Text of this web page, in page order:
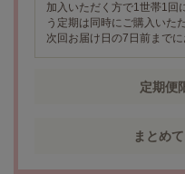
加入いただく方で1世帯1
う定期は同時にご購入いた
次回お届け日の7日前までに
定期便
まとめ